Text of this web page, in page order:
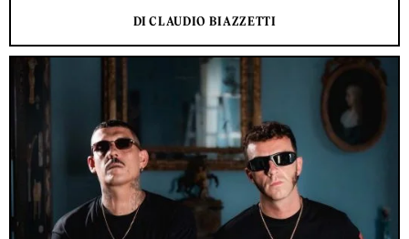
DI CLAUDIO BIAZZETTI